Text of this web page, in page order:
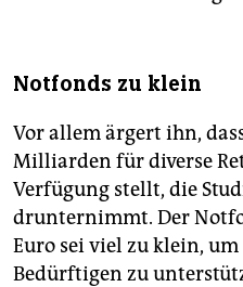
Notfonds zu klein
Vor allem ärgert ihn,
Milliarden für diverse
Verfügung stellt, die
drunternimmt. Der
Euro sei viel zu klein,
Bedürftigen zu